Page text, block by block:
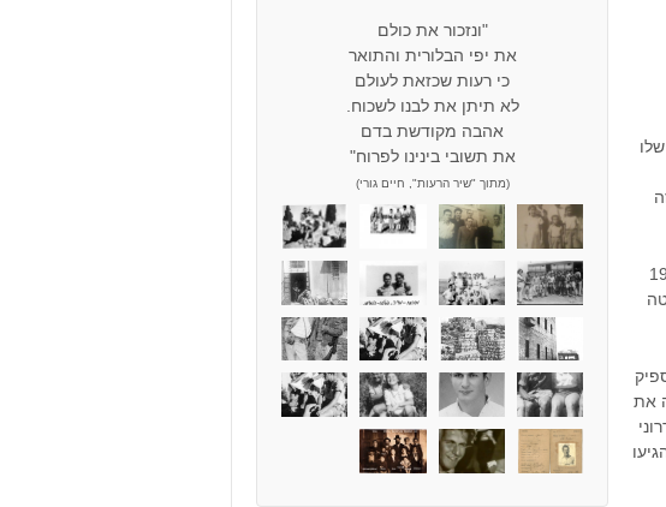
מפקד ההגנה בפתח תקווה. ב 1948
החלטה
את
חוץ מאלכסנדרוני
"ונזכור את כולם
את יפי הבלורית והתואר
כי רעות שכזאת לעולם
לא תיתן את לבנו לשכוח.
אהבה מקודשת בדם
את תשובי בינינו לפרוח"
(מתוך "שיר הרעות", חיים גורי)